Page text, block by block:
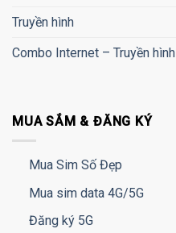
Truyền hình
Combo Internet – Truyền hình
MUA SẮM & ĐĂNG KÝ
Mua Sim Số Đẹp
Mua sim data 4G/5G
Đăng ký 5G